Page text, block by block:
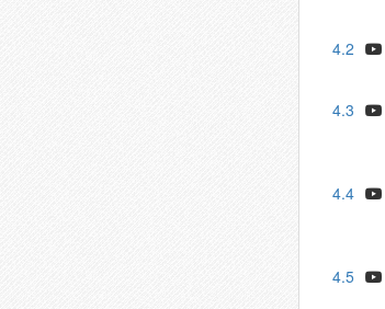
4.2
4.3
4.4
4.5